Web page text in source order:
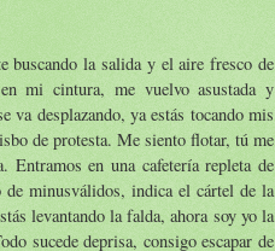
buscando la salida y el aire fresco de
mi cintura, me vuelvo asustada y
va desplazando, ya estás tocando mis
de protesta. Me siento flotar, tú me
Entramos en una cafetería repleta de
minusválidos, indica el cártel de la
levantando la falda, ahora soy yo la
sucede deprisa, consigo escapar de